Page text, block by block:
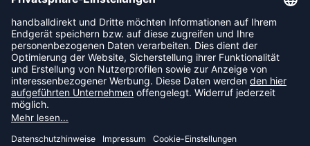
ABONNIERE JETZT DEN KOSTENLOSEN
HANDBALLDIREKT-NEWSLETTER UND VERPASSE KEINE
NEUIGKEIT ODER AKTION MEHR.
JETZT ANMELDEN